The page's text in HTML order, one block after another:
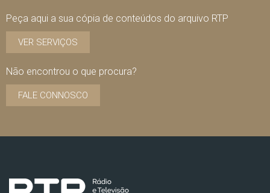
Peça aqui a sua cópia de conteúdos do arquivo RTP
VER SERVIÇOS
Não encontrou o que procura?
FALE CONNOSCO